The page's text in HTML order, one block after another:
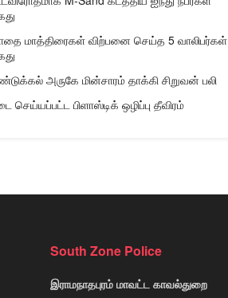
மாத்திரைகள் விற்பனை செய்த 5 வாலிபர்கள்
அருகே மின்சாரம் தாக்கி சிறுவன் பலி
செய்யப்பட்ட பிளாஸ்டிக் ஒழிப்பு தீவிரம்
South Zone Police
இராமநாதபுரம் மாவட்ட காவல்துறை